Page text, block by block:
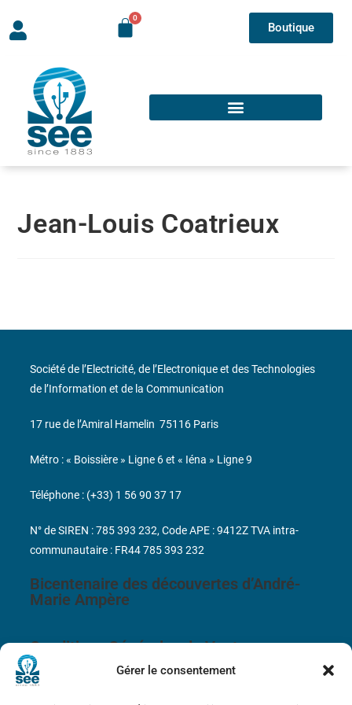
Gérer le consentement
Boutique
Jean-Louis Coatrieux
Bicentenaire des découvertes d’André-
Marie Ampère
Conditions Générales de Vente
Société de l’Electricité, de l’Electronique et des Technologies
de l’Information et de la Communication
17 rue de l’Amiral Hamelin 75116 Paris
Métro : « Boissière » Ligne 6 et « Iéna » Ligne 9
Téléphone : (+33) 1 56 90 37 17
N° de SIREN : 785 393 232, Code APE : 9412Z TVA intra-
communautaire : FR44 785 393 232